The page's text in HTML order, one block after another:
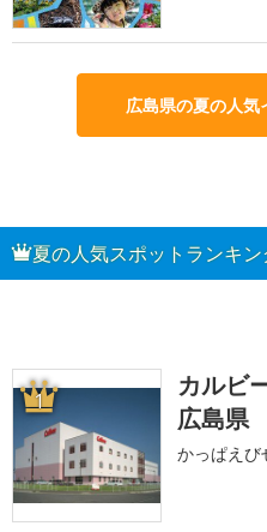
広島県の夏の人
夏の人気スポットランキン
1
カルビ
広島県
かっぱえび